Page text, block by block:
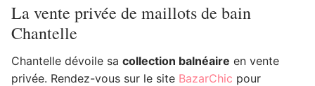
La vente privée de maillots de bain
Chantelle
Chantelle dévoile sa collection balnéaire en vente
privée. Rendez-vous sur le site BazarChic pour